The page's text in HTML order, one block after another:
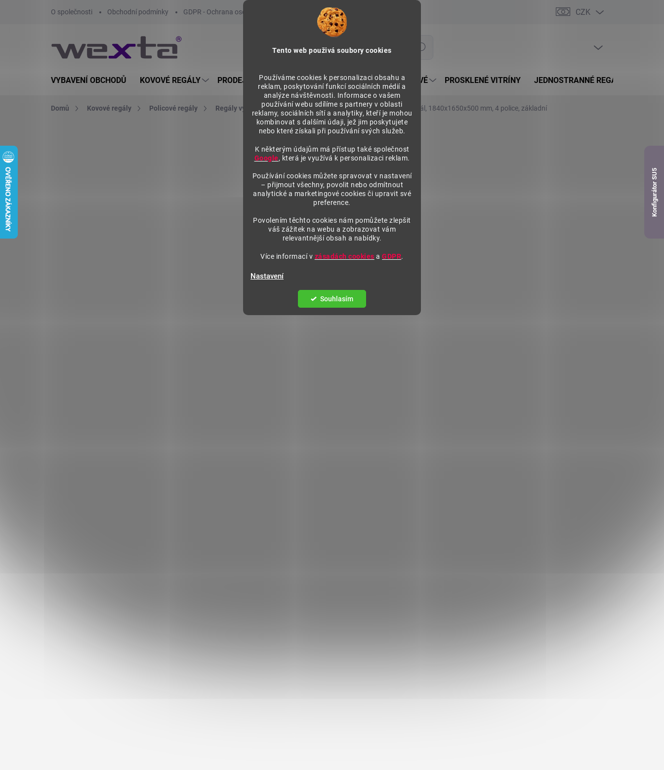
Tento web použivá soubory cookies
Používáme cookies k personalizaci obsahu a
reklam, poskytování funkcí sociálních médií a
analýze návštěvnosti. Informace o vašem
používání webu sdílíme s partnery v oblasti
reklamy, sociálních sítí a analytiky, kteří je mohou
kombinovat s dalšími údaji, jež jim poskytujete
nebo které získali při používání svých služeb.
K některým údajům má přístup také společnost
Google, která je využívá k personalizaci reklam.
Používání cookies můžete spravovat v nastavení
– přijmout všechny, povolit nebo odmítnout
analytické a marketingové cookies či upravit své
preference.
Povolením těchto cookies nám pomůžete zlepšit
váš zážitek na webu a zobrazovat vám
relevantnější obsah a nabídky.
Více informací v zásadách cookies aGDPR.
Nastavení
Souhlasím
O společnosti Obchodní podmínky GDPR - Ochrana osobních údajů Prohlášení o používání COOKIES CZK
Hledat
VYBAVENÍ OBCHODŮ KOVOVÉ REGÁLY PRODEJNÍ REGÁLY SU5 PULTY PRODEJNÍ SEKTOROVÉ PROSKLENÉ VITRÍNY JEDNOSTRANNÉ REGÁLY
Domů Kovové regály Policové regály Regály výška 1840 mm, základní moduly Kovový policový regál, 1840x1650x500 mm, 4 police, základní
Konfigurátor SU5